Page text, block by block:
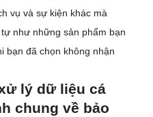
vụ và sự kiện khác mà
như những sản phẩm bạn
bạn đã chọn không nhận
lý dữ liệu cá
chung về bảo